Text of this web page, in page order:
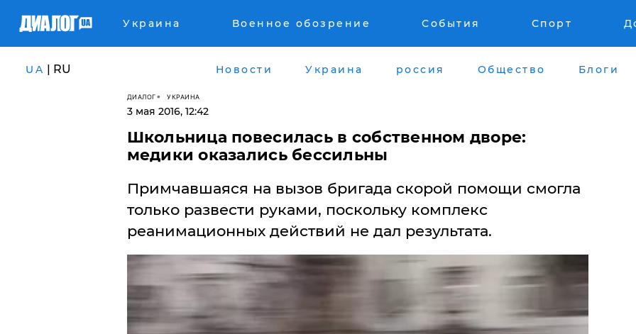
Украина Военное обозрение События Спорт
UA | RU Новости Украина россия Общество Блоги
ДИАЛОГ УКРАИНА
3 мая 2016, 12:42
Школьница повесилась в собственном дворе:
медики оказались бессильны
Примчавшаяся на вызов бригада скорой помощи смогла
только развести руками, поскольку комплекс
реанимационных действий не дал результата.